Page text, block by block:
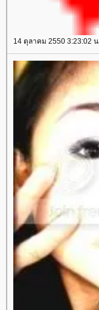
14 ตุลาคม 2550 3:23:02